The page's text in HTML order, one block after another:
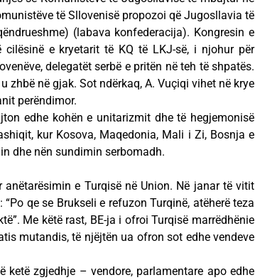
të Sllovenisë propozoi që Jugosllavia të
(labava konfederacija). Kongresin e
e kryetarit të KQ të LKJ-së, i njohur për
delegatët serbë e pritën në teh të shpatës.
zhbë në gjak. Sot ndërkaq, A. Vuçiqi vihet në krye
perëndimor.
edhe kohën e unitarizmit dhe të hegjemonisë
kur Kosova, Maqedonia, Mali i Zi, Bosnja e
dhe nën sundimin serbomadh.
anëtarësimin e Turqisë në Union. Në janar të vitit
qe se Brukseli e refuzon Turqinë, atëherë teza
Me këtë rast, BE-ja i ofroi Turqisë marrëdhënie
mutandis, të njëjtën ua ofron sot edhe vendeve
ketë zgjedhje – vendore, parlamentare apo edhe